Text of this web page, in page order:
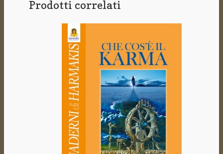
Prodotti correlati